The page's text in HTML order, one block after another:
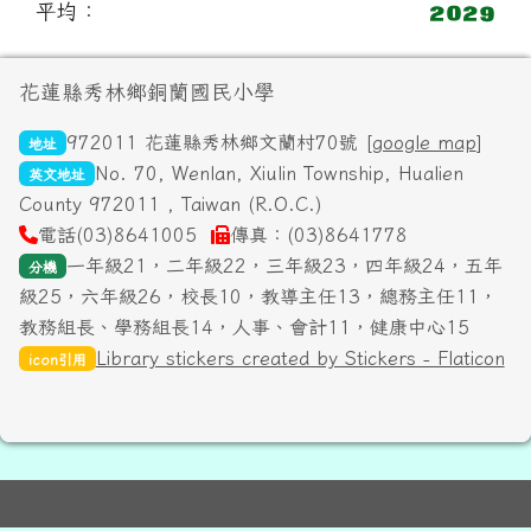
平均：
頁尾區域內容
花蓮縣秀林鄉銅蘭國民小學
地址 972011 花蓮縣秀林鄉文蘭村70號 [google map]
英文地址
No. 70, Wenlan, Xiulin Township, Hualien
County 972011 , Taiwan (R.O.C.)
電話(03)8641005
傳真：(03)8641778
分機
一年級21，二年級22，三年級23，四年級24，五年
級25，六年級26，校長10，教導主任13，總務主任11，
教務組長、學務組長14，人事、會計11，健康中心15
icon引用 Library stickers created by Stickers - Flaticon